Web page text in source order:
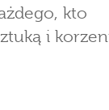
kto
i